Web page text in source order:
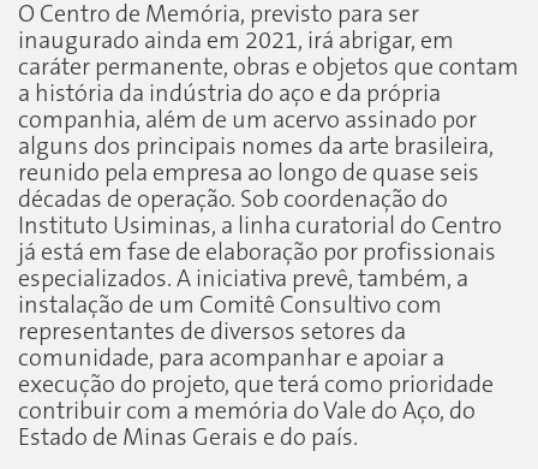
O Centro de Memória, previsto para ser
inaugurado ainda em 2021, irá abrigar, em
caráter permanente, obras e objetos que contam
a história da indústria do aço e da própria
companhia, além de um acervo assinado por
alguns dos principais nomes da arte brasileira,
reunido pela empresa ao longo de quase seis
décadas de operação. Sob coordenação do
Instituto Usiminas, a linha curatorial do Centro
já está em fase de elaboração por profissionais
especializados. A iniciativa prevê, também, a
instalação de um Comitê Consultivo com
representantes de diversos setores da
comunidade, para acompanhar e apoiar a
execução do projeto, que terá como prioridade
contribuir com a memória do Vale do Aço, do
Estado de Minas Gerais e do país.